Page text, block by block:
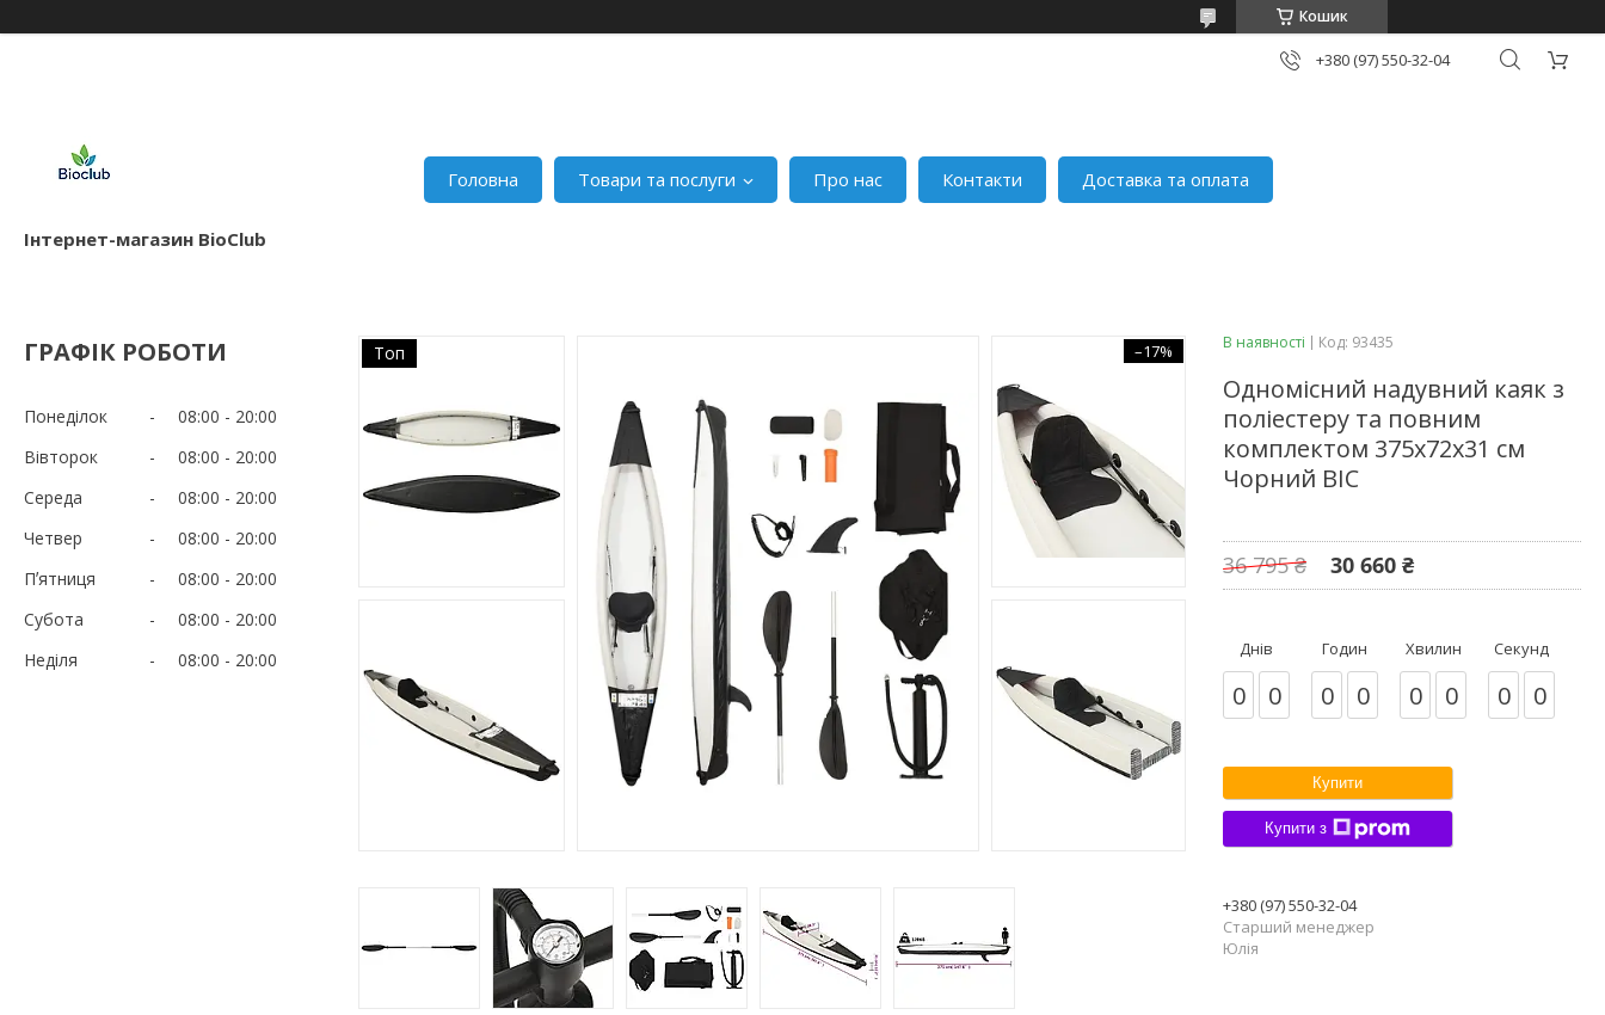
Кошик
+380 (97) 550-32-04
Інтернет-магазин BioClub
Головна Товари та послуги Про нас Контакти Доставка та оплата
ГРАФІК РОБОТИ
Понеділок 08:00
20:00
Вівторок
08:00
20:00
Середа
08:00
20:00
Четвер
08:00
20:00
Пʼятниця
08:00
20:00
Субота
08:00
20:00
Неділя
08:00 20:00
Топ –17% В наявності Код: 93435
Одномісний надувний каяк з
поліестеру та повним
комплектом 375x72x31 см
Чорний BIC
36 795 ₴ 30 660 ₴
Днів
0 0
Годин
0 0
Хвилин
0 0
Секунд
0 0
Купити
Купити з
+380 (97) 550-32-04
Старший менеджер
Юлія